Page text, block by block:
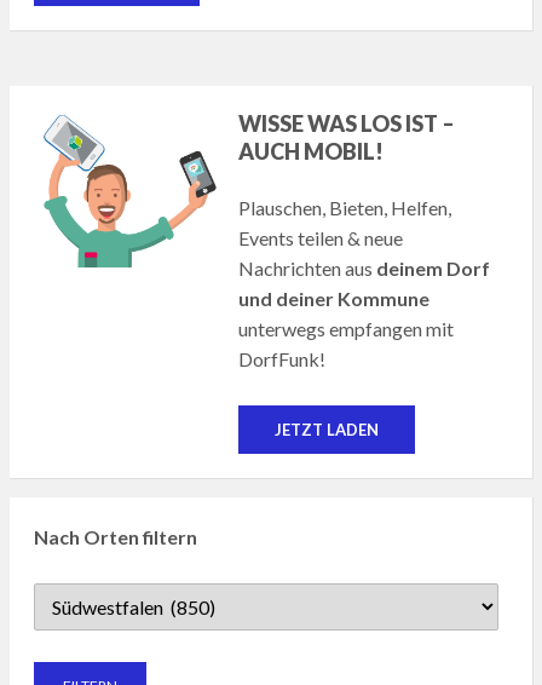
WISSE WAS LOS IST –
AUCH MOBIL!
Plauschen, Bieten, Helfen,
Events teilen & neue
Nachrichten aus deinem Dorf
und deiner Kommune
unterwegs empfangen mit
DorfFunk!
JETZT LADEN
Nach Orten filtern